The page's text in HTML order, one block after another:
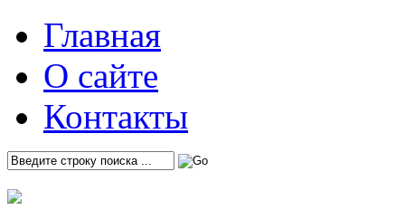
Главная
О сайте
Контакты